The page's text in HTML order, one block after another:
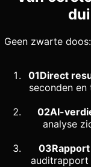
Geen zwarte
01Direct
seconden
02AI-
analyse
03
auditrapport